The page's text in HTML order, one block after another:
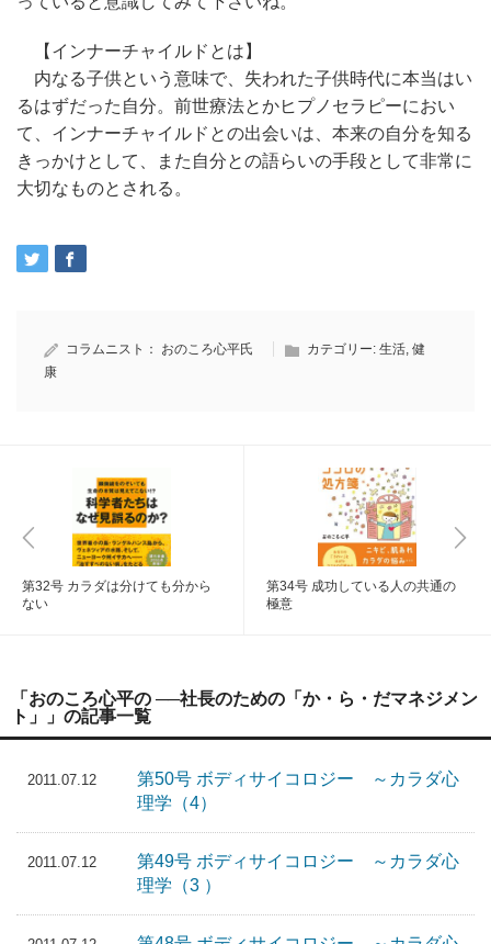
【インナーチャイルドとは】
内なる子供という意味で、失われた子供時代に本当はい
るはずだった自分。前世療法とかヒプノセラピーにおい
て、インナーチャイルドとの出会いは、本来の自分を知る
きっかけとして、また自分との語らいの手段として非常に
大切なものとされる。
コラムニスト： おのころ心平氏 カテゴリー: 生活 健
康
第32号 カラダは分けても分から
ない
第34号 成功している人の共通の
極意
「おのころ心平の ──社長のための「か・ら・だマネジメン
ト」」の記事一覧
2011.07.12
第50号 ボディサイコロジー ～カラダ心
理学（4）
2011.07.12
第49号 ボディサイコロジー ～カラダ心
理学（3 ）